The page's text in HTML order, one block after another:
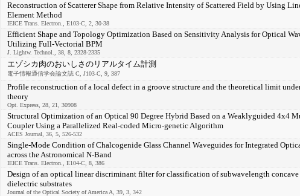
Reconstruction of Scatterer Shape from Relative Intensity of Scattered Field by Using
Element Method
IEICE Trans. Electron., E103-C, 2, 30-38
Efficient Shape and Topology Optimization Based on Sensitivity Analysis for Optical
Utilizing Full-Vectorial BPM
J. Lightw. Technol., 38, 8, 2328-2335
エゾシカ肉のおいしさのリアルタイム計測
電子情報通信学会論文誌 C, J103-C, 9, 387
Profile reconstruction of a local defect in a groove structure and the theoretical limit
theory
Opt. Express, 28, 21, 30908
Structural Optimization of an Optical 90 Degree Hybrid Based on a Weaklyguided 4x4
Coupler Using a Parallelized Real-coded Micro-genetic Algorithm
ACES Journal, 36, 5, 526-532
Single-Mode Condition of Chalcogenide Glass Channel Waveguides for Integrated
across the Astronomical N-Band
IEICE Trans. Electron., E104-C, 8, 386
Design of an optical linear discriminant filter for classification of subwavelength concave
dielectric substrates
Journal of the Optical Society of America A, 39, 3, 342